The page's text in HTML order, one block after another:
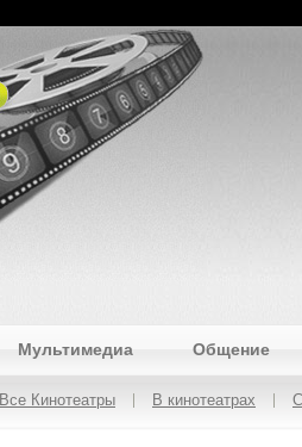
Мультимедиа Общение
Все Кинотеатры В кинотеатрах